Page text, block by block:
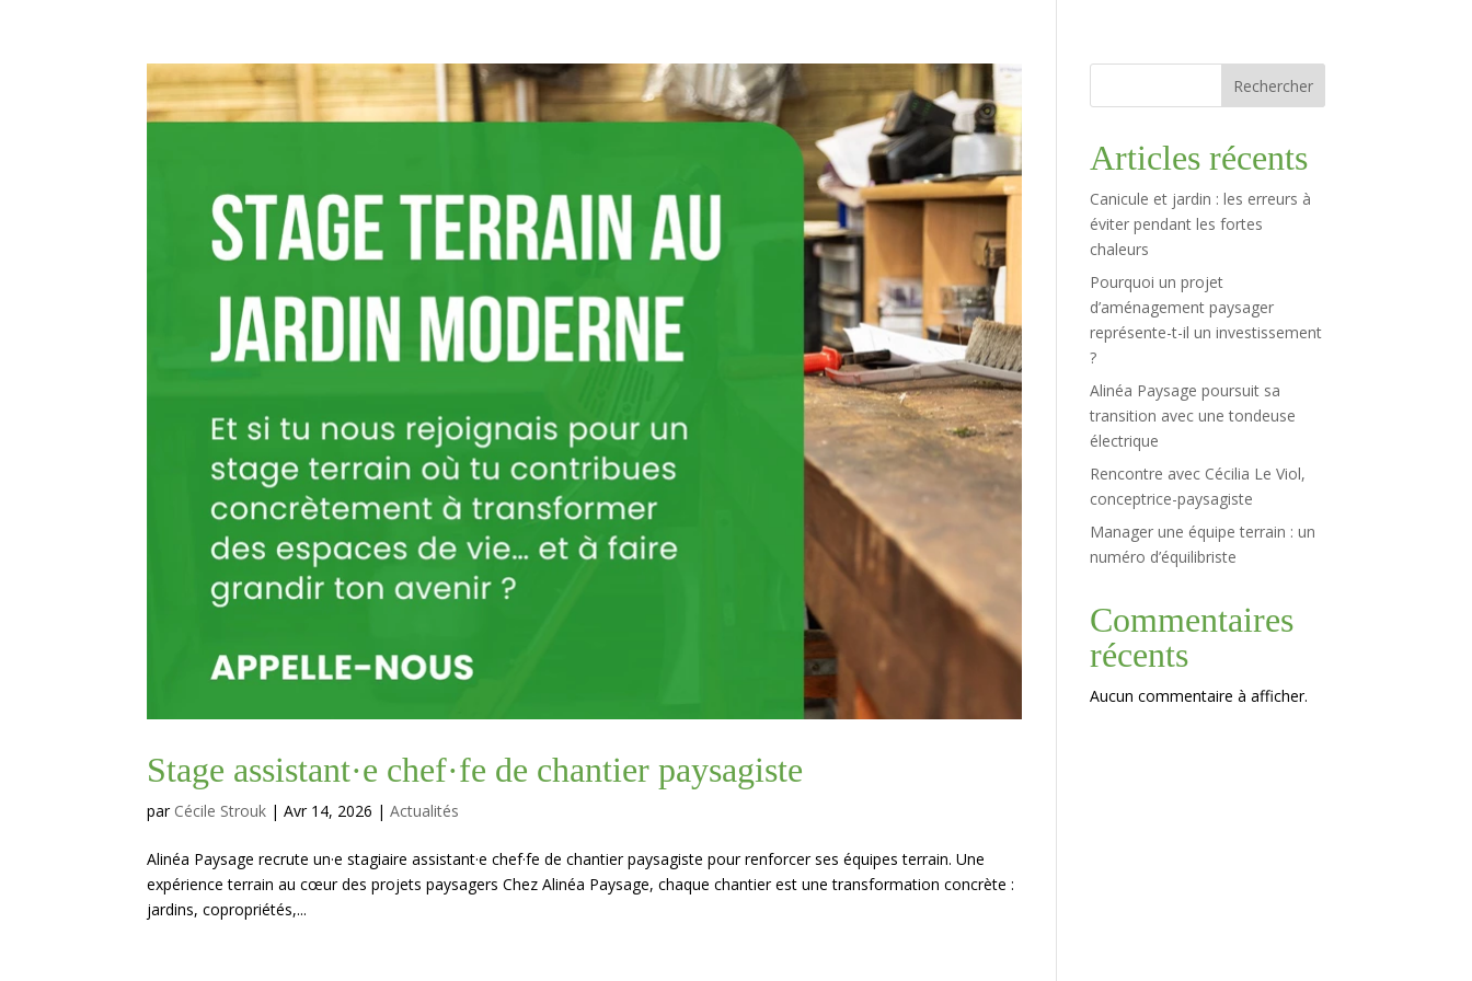
Stage assistant·e chef·fe de chantier paysagiste
par Cécile Strouk |Avr 14, 2026 |Actualités
Alinéa Paysage recrute un·e stagiaire assistant·e chef·fe de chantier paysagiste pour renforcer ses équipes terrain. Une
expérience terrain au cœur des projets paysagers Chez Alinéa Paysage, chaque chantier est une transformation concrète :
jardins, copropriétés,...
Rechercher
Articles récents
Canicule et jardin : les erreurs à
éviter pendant les fortes
chaleurs
Pourquoi un projet
d’aménagement paysager
représente-t-il un investissement
?
Alinéa Paysage poursuit sa
transition avec une tondeuse
électrique
Rencontre avec Cécilia Le Viol,
conceptrice-paysagiste
Manager une équipe terrain : un
numéro d’équilibriste
Commentaires
récents
Aucun commentaire à afficher.